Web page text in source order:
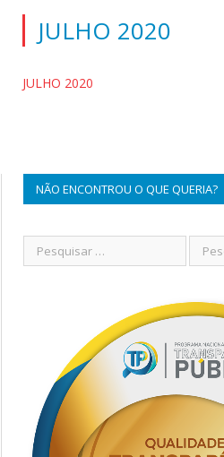
JULHO 2020
JULHO 2020
NÃO ENCONTROU O QUE QUERIA?